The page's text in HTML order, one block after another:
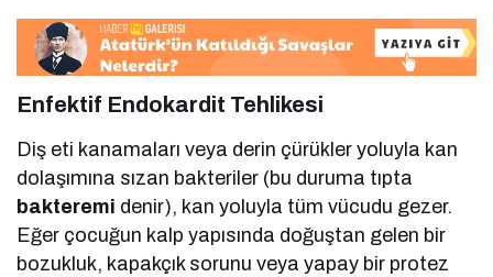
Enfektif Endokardit Tehlikesi
Diş eti kanamaları veya derin çürükler yoluyla kan
dolaşımına sızan bakteriler (bu duruma tıpta
bakteremi denir), kan yoluyla tüm vücudu gezer.
Eğer çocuğun kalp yapısında doğuştan gelen bir
bozukluk, kapakçık sorunu veya yapay bir protez